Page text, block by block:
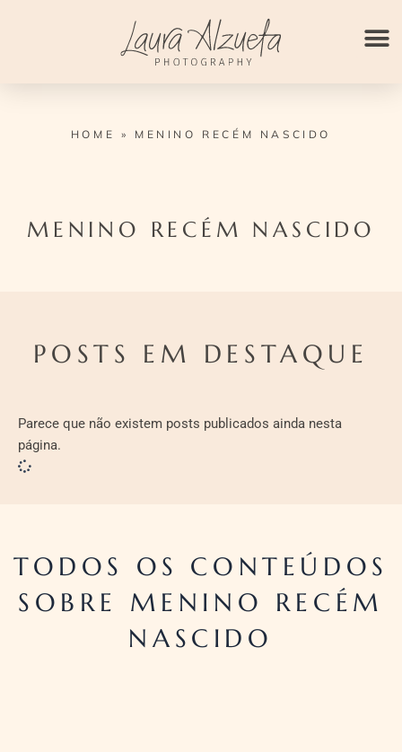
HOME » MENINO RECÉM NASCIDO
MENINO RECÉM NASCIDO
POSTS EM DESTAQUE
Parece que não existem posts publicados ainda nesta
página.
TODOS OS CONTEÚDOS
SOBRE MENINO RECÉM
NASCIDO